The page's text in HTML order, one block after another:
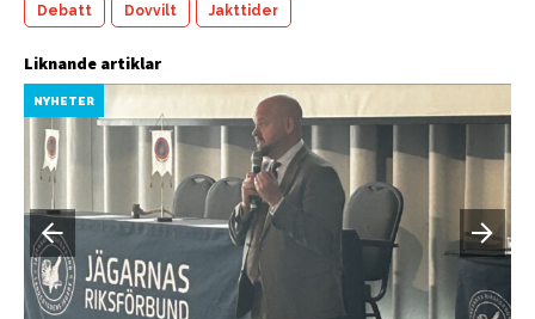
Debatt Dovvilt Jakttider
Liknande artiklar
NYHETER